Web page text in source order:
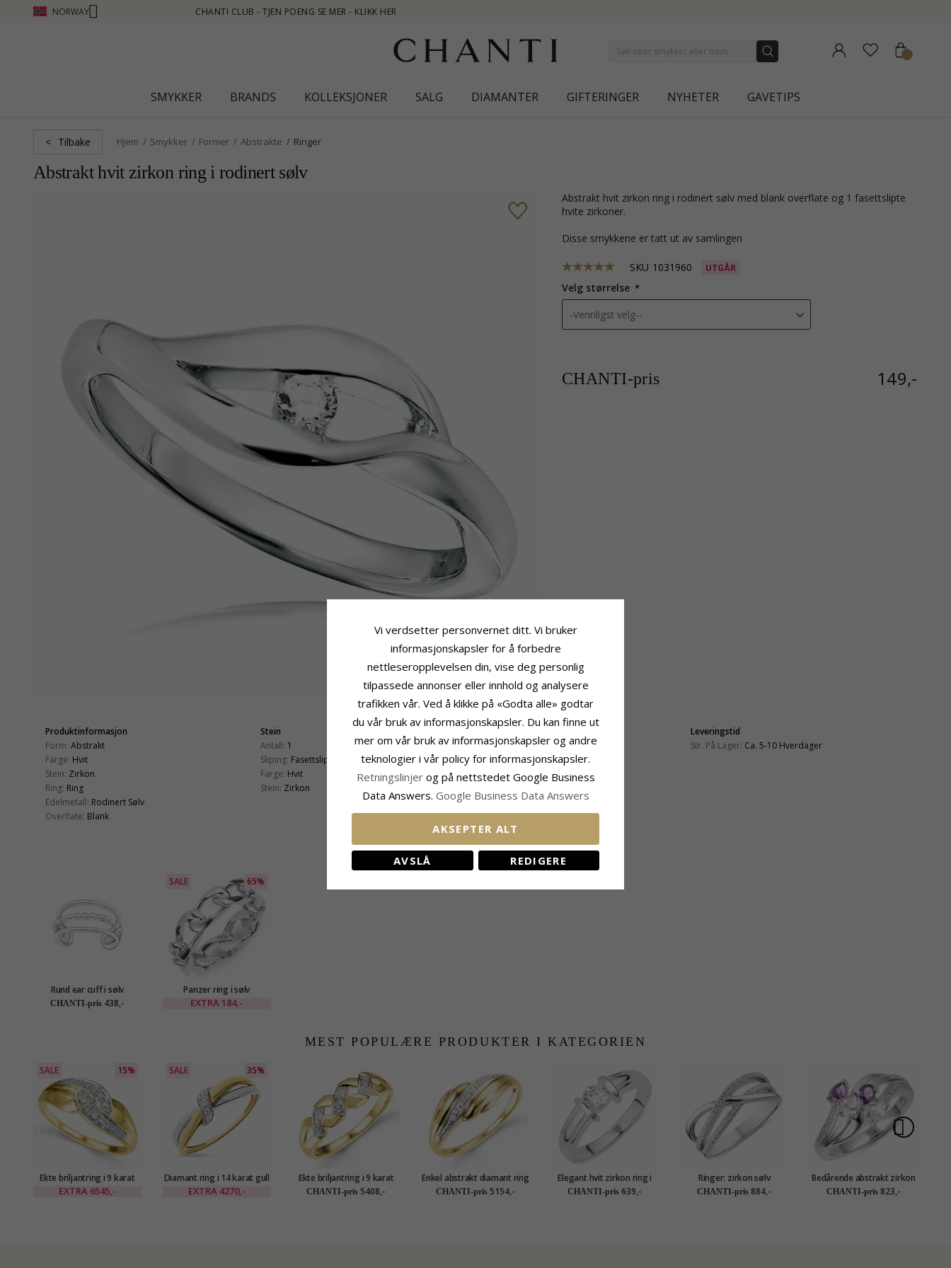
NORWAY
SE MER - KLIKK HER
SMYKKER BRANDS KOLLEKSJONER SALG DIAMANTER GIFTERINGER NYHETER GAVETIPS
< Tilbake Hjem Smykker Former Abstrakte Ringer
Abstrakt hvit zirkon ring i rodinert sølv
abstrakt hvit zirkon ring i rodinert sølv med blank overflate og 1 fasettslipte
hvite zirkoner.
Disse smykkene er tatt ut av samlingen
SKU 1031960 UTGÅR
Velg størrelse
CHANTI-pris 149,-
Produktinformasjon
Form: Abstrakt
Farge: Hvit
Stein: Zirkon
Ring: Ring
Edelmetall: Rodinert Sølv
Overflate: Blank
Stein
Antall: 1
Sliping: Fasettslipt
Farge: Hvit
Stein: Zirkon
Ringskinne
Bredde Topp: 6,7 mm
Bredde Bunn:2,2 mm
Tykkelse Topp:2,6 mm
1,2 mm
Leveringstid
Str. På Lager: Ca. 5-10 Hverdager
KUNDER KJØPER OGSÅ
Rund ear cuff i sølv
CHANTI-pris 438,-
SALE 65%
Panzer ring i sølv
EXTRA 184,-
MEST POPULÆRE PRODUKTER I KATEGORIEN
SALE 15%
Ekte briljantring i 9 karat
gull og hvitt gull 0,05 ct
EXTRA 6545,-
SALE 35%
Diamant ring i 14 karat gull
og hvitt gull 0,03 ct
EXTRA 4270,-
Ekte briljantring i 9 karat
gull og hvitt gull 0,01 ct
CHANTI-pris 5408,-
Enkel abstrakt diamant ring
i 9 karat gull og hvitt gull
0,02 ct
CHANTI-pris 5154,-
Elegant hvit zirkon ring i
sølv
CHANTI-pris 639,-
Ringer: zirkon sølv
fingerring i rodinert sølv
CHANTI-pris 884,-
Bedårende abstrakt zirkon
ring i sølv
CHANTI-pris 823,-
Vi verdsetter personvernet ditt. Vi bruker
informasjonskapsler for å forbedre
nettleseropplevelsen din, vise deg personlig
tilpassede annonser eller innhold og analysere
trafikken vår. Ved å klikke på «Godta alle» godtar
du vår bruk av informasjonskapsler. Du kan finne ut
mer om vår bruk av informasjonskapsler og andre
teknologier i vår policy for informasjonskapsler.
Retningslinjer og på nettstedet Google Business
Data Answers. Google Business Data Answers
AKSEPTER ALT
AVSLÅ REDIGERE